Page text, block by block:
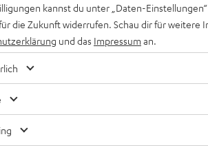
Class D-Endstufe treibt den 250 mm
dessen beträchtliche Luftbewegungen
bis 33 Hz dürfte in dieser Preisklasse
kannst du unter „Daten-
die Zukunft widerrufen. Schau dir für weitere
und das Impressum an.